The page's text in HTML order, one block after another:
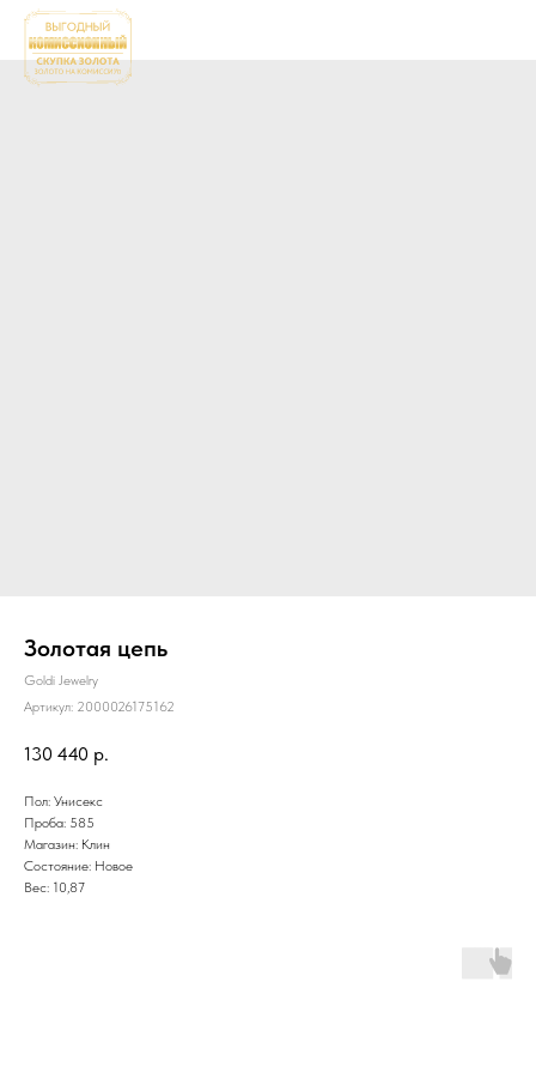
Золотая цепь
Goldi Jewelry
Артикул: 2000026175162
130 440 р.
Пол: Унисекс
Проба: 585
Магазин: Клин
Состояние: Новое
Вес: 10,87